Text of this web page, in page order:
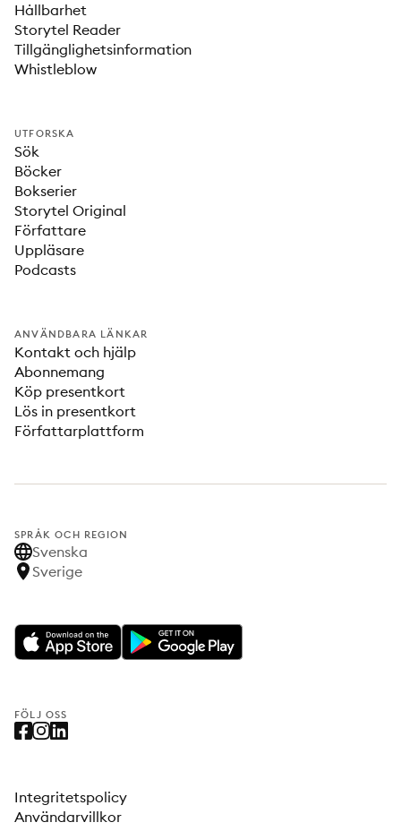
Hållbarhet
Storytel Reader
Tillgänglighetsinformation
Whistleblow
UTFORSKA
Sök
Böcker
Bokserier
Storytel Original
Författare
Uppläsare
Podcasts
ANVÄNDBARA LÄNKAR
Kontakt och hjälp
Abonnemang
Köp presentkort
Lös in presentkort
Författarplattform
SPRÅK OCH REGION
Svenska
Sverige
FÖLJ OSS
Integritetspolicy
Användarvillkor